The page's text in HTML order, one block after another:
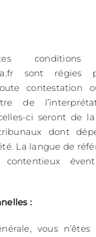
sont
contestation
de
ci seront de
dont
La langue de
:
vous